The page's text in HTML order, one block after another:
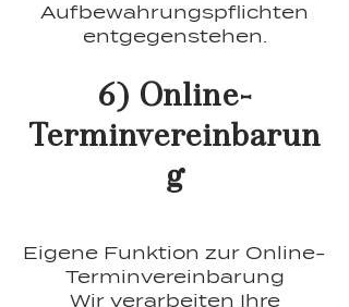
Aufbewahrungspflichten
entgegenstehen.
6) Online-
Terminvereinbarun
g
Eigene Funktion zur Online-
Terminvereinbarung
Wir verarbeiten Ihre